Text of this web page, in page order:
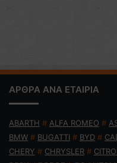
ΑΡΘΡΑ ΑΝΑ ΕΤΑΙΡΙΑ
ABARTH # ALFA ROMEO #
BMW # BUGATTI # BYD #
CHERY # CHRYSLER #